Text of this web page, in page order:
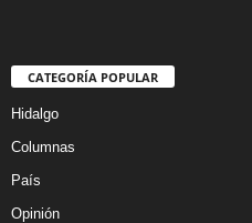
CATEGORÍA POPULAR
Hidalgo
Columnas
País
Opinión